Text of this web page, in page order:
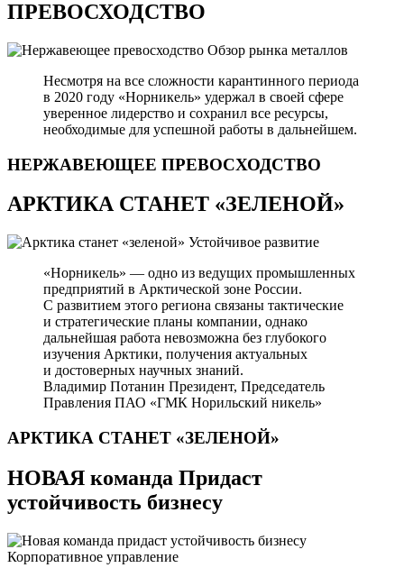
ПРЕВОСХОДСТВО
Обзор рынка металлов
Несмотря на все сложности карантинного периода
в 2020 году «Норникель» удержал в своей сфере
уверенное лидерство и сохранил все ресурсы,
необходимые для успешной работы в дальнейшем.
НЕРЖАВЕЮЩЕЕ ПРЕВОСХОДСТВО
АРКТИКА СТАНЕТ «ЗЕЛЕНОЙ»
Устойчивое развитие
«Норникель» — одно из ведущих промышленных
предприятий в Арктической зоне России.
С развитием этого региона связаны тактические
и стратегические планы компании, однако
дальнейшая работа невозможна без глубокого
изучения Арктики, получения актуальных
и достоверных научных знаний.
Владимир Потанин Президент, Председатель
Правления ПАО «ГМК Норильский никель»
АРКТИКА СТАНЕТ «ЗЕЛЕНОЙ»
НОВАЯ команда Придаст
устойчивость бизнесу
Корпоративное управление